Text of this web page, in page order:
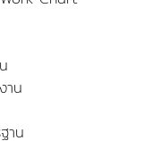
าน
าน